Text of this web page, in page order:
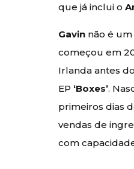
que já inclui o
Gavin não é
começou em
Irlanda antes
EP ‘Boxes’.
primeiros dias
vendas de
com